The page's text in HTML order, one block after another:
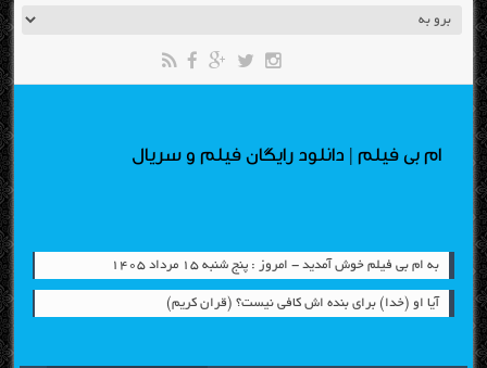
ام بی فیلم | دانلود رایگان فیلم و سریال
به ام بی فیلم خوش آمدید - امروز : پنج شنبه ۱۵ مرداد ۱۴۰۵
آیا او (خدا) برای بنده اش کافی نیست؟ (قران کریم)